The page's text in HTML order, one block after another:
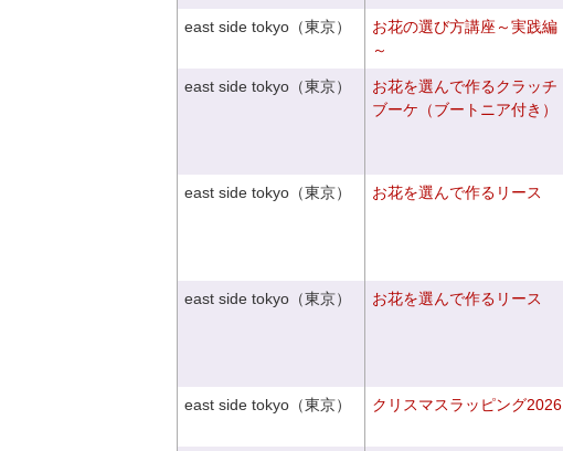
east side tokyo（東京）
お花の選び方講座～実践編
～
east side tokyo（東京）
お花を選んで作るクラッチ
ブーケ（ブートニア付き）
east side tokyo（東京） お花を選んで作るリース
east side tokyo（東京） お花を選んで作るリース
east side tokyo（東京） クリスマスラッピング2026